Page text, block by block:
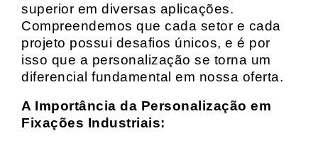
superior em diversas aplicações.
Compreendemos que cada setor e cada
projeto possui desafios únicos, e é por
isso que a personalização se torna um
diferencial fundamental em nossa oferta.
A Importância da Personalização em
Fixações Industriais: